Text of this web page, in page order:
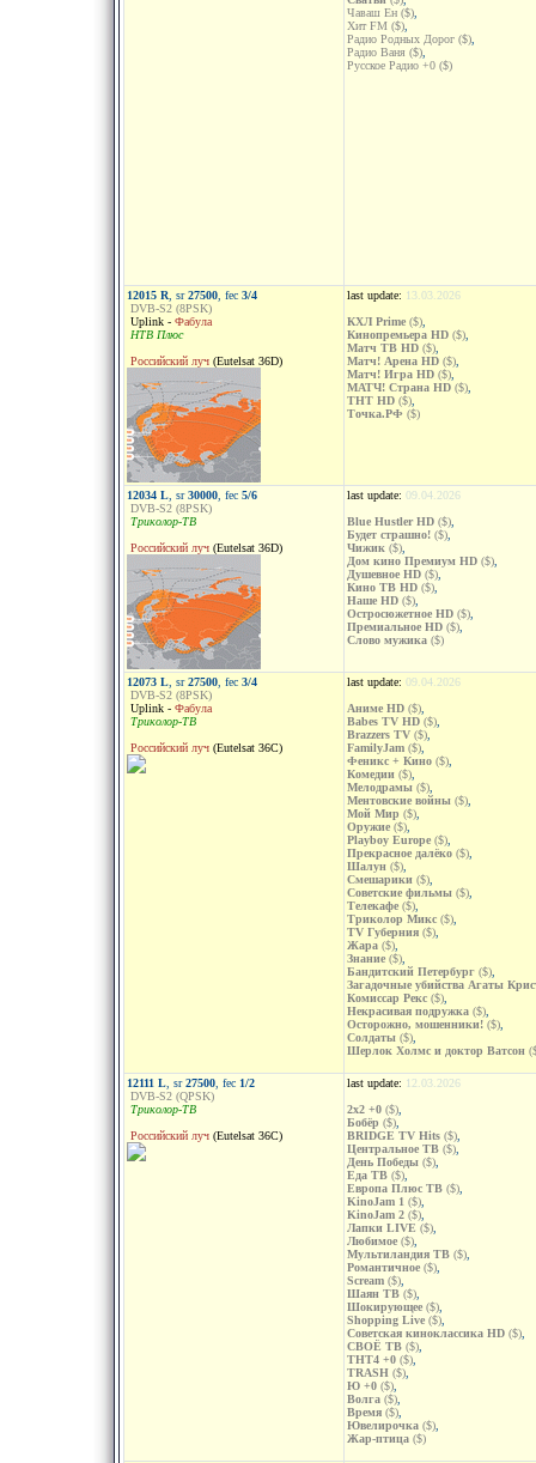
Чаваш Ен ($)
Хит FM ($)
Радио Родных Дорог ($)
Радио Ваня ($)
Русское Радио +0 ($)
12015 R , sr27500 , fec 3/4
DVB-S2 (8PSK)
Uplink - Фабула
НТВ Плюс
Российский луч (Eutelsat 36D)
last update: 13.03.2026
КХЛ Prime ($)
Кинопремьера HD ($)
Матч ТВ HD ($)
Матч! Арена HD ($)
Матч! Игра HD ($)
МАТЧ! Страна HD ($)
ТНТ HD ($)
Точка.РФ ($)
12034 L , sr30000 , fec 5/6
DVB-S2 (8PSK)
Триколор-ТВ
Российский луч (Eutelsat 36D)
last update: 09.04.2026
Blue Hustler HD ($)
Будет страшно! ($)
Чижик ($)
Дом кино Премиум HD ($)
Душевное HD ($)
Кино ТВ HD ($)
Наше HD ($)
Остросюжетное HD ($)
Премиальное HD ($)
Слово мужика ($)
12073 L , sr27500 , fec 3/4
DVB-S2 (8PSK)
Uplink - Фабула
Триколор-ТВ
Российский луч (Eutelsat 36C)
last update: 09.04.2026
Аниме HD ($)
Babes TV HD ($)
Brazzers TV ($)
FamilyJam ($)
Феникс + Кино ($)
Комедии ($)
Мелодрамы ($)
Ментовские войны ($)
Мой Мир ($)
Оружие ($)
Playboy Europe ($)
Прекрасное далёко ($)
Шалун ($)
Смешарики ($)
Советские фильмы ($)
Телекафе ($)
Триколор Микс ($)
TV Губерния ($)
Жара ($)
Знание ($)
Бандитский Петербург ($)
Загадочные убийства Агаты
Комиссар Рекс ($)
Некрасивая подружка ($)
Осторожно, мошенники! ($)
Солдаты ($)
Шерлок Холмс и доктор Ватсон
12111 L , sr27500 , fec 1/2
DVB-S2 (QPSK)
Триколор-ТВ
Российский луч (Eutelsat 36C)
last update: 12.03.2026
2x2 +0 ($)
Бобёр ($)
BRIDGE TV Hits ($)
Центральное ТВ ($)
День Победы ($)
Еда ТВ ($)
Европа Плюс ТВ ($)
KinoJam 1 ($)
KinoJam 2 ($)
Лапки LIVE ($)
Любимое ($)
Мультиландия ТВ ($)
Романтичное ($)
Scream ($)
Шаян ТВ ($)
Шокирующее ($)
Shopping Live ($)
Советская киноклассика HD ($)
СВОЁ ТВ ($)
ТНТ4 +0 ($)
TRASH ($)
Ю +0 ($)
Волга ($)
Время ($)
Ювелирочка ($)
Жар-птица ($)